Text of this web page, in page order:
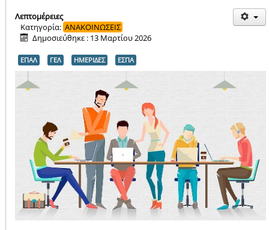
Λεπτομέρειες
Κατηγορία: ΑΝΑΚΟΙΝΩΣΕΙΣ
Δημοσιεύθηκε : 13 Μαρτίου 2026
ΕΠΑΛ ΓΕΛ ΗΜΕΡΙΔΕΣ ΕΣΠΑ